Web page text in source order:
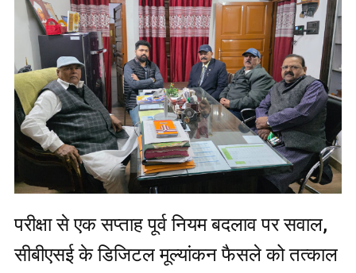
परीक्षा से एक सप्ताह पूर्व नियम बदलाव पर सवाल,
सीबीएसई के डिजिटल मूल्यांकन फैसले को तत्काल